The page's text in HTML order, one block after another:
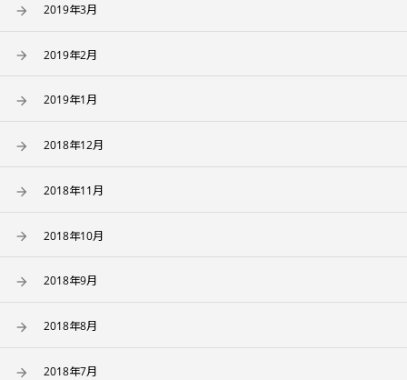
2019年3月
2019年2月
2019年1月
2018年12月
2018年11月
2018年10月
2018年9月
2018年8月
2018年7月